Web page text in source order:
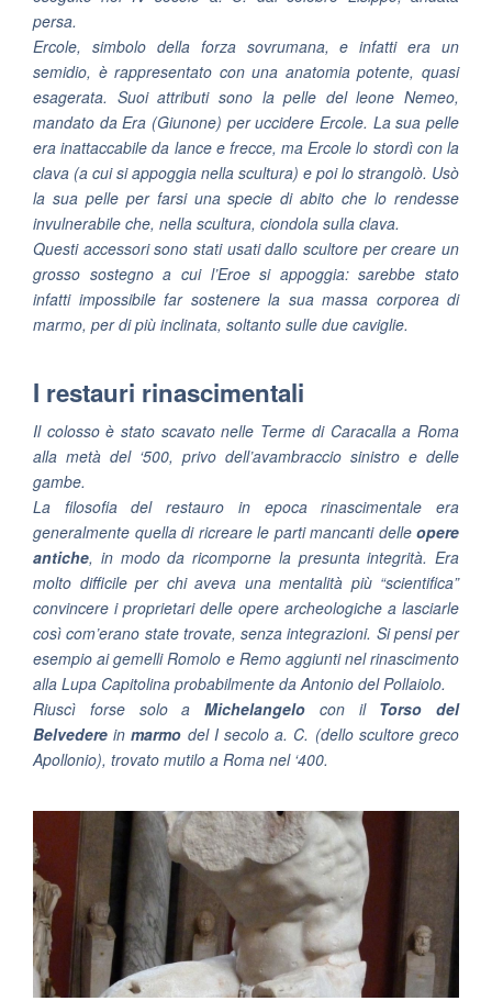
persa.
Ercole, simbolo della forza sovrumana, e infatti era un
semidio, è rappresentato con una anatomia potente, quasi
esagerata. Suoi attributi sono la pelle del leone Nemeo,
mandato da Era (Giunone) per uccidere Ercole. La sua pelle
era inattaccabile da lance e frecce, ma Ercole lo stordì con la
clava (a cui si appoggia nella scultura) e poi lo strangolò. Usò
la sua pelle per farsi una specie di abito che lo rendesse
invulnerabile che, nella scultura, ciondola sulla clava.
Questi accessori sono stati usati dallo scultore per creare un
grosso sostegno a cui l’Eroe si appoggia: sarebbe stato
infatti impossibile far sostenere la sua massa corporea di
marmo, per di più inclinata, soltanto sulle due caviglie.
I restauri rinascimentali
Il colosso è stato scavato nelle Terme di Caracalla a Roma
alla metà del ‘500, privo dell’avambraccio sinistro e delle
gambe.
La filosofia del restauro in epoca rinascimentale era
generalmente quella di ricreare le parti mancanti delle opere
antiche, in modo da ricomporne la presunta integrità. Era
molto difficile per chi aveva una mentalità più “scientifica”
convincere i proprietari delle opere archeologiche a lasciarle
così com’erano state trovate, senza integrazioni. Si pensi per
esempio ai gemelli Romolo e Remo aggiunti nel rinascimento
alla Lupa Capitolina probabilmente da Antonio del Pollaiolo.
Riuscì forse solo a Michelangelo con il Torso del
Belvedere inmarmo del I secolo a. C. (dello scultore greco
Apollonio), trovato mutilo a Roma nel ‘400.